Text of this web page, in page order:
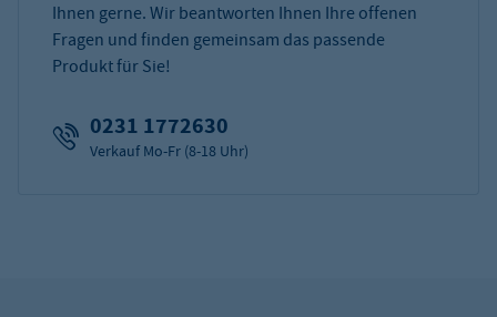
Ihnen gerne. Wir beantworten Ihnen Ihre offenen
Fragen und finden gemeinsam das passende
Produkt für Sie!
0231 1772630
Verkauf Mo-Fr (8-18 Uhr)